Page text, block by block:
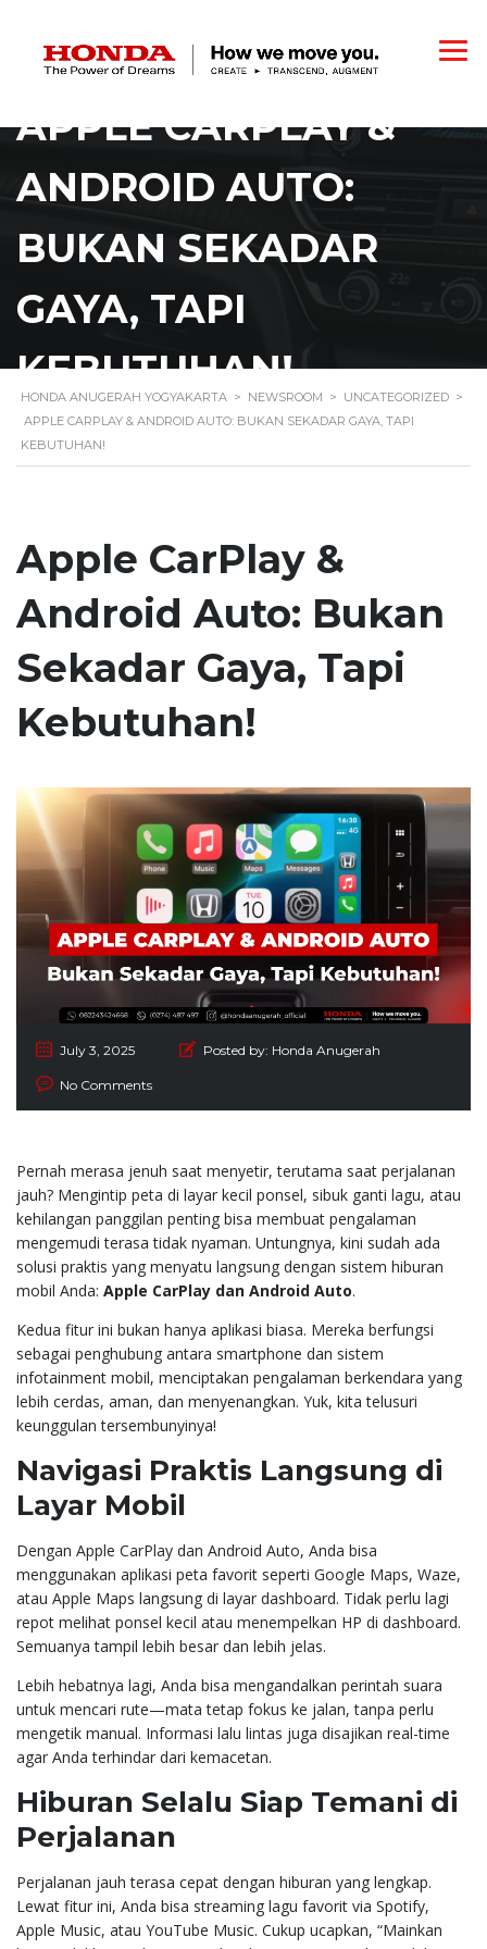
APPLE CARPLAY &
ANDROID AUTO:
BUKAN SEKADAR
GAYA, TAPI
KEBUTUHAN!
HONDA ANUGERAH YOGYAKARTA > NEWSROOM > UNCATEGORIZED >
APPLE CARPLAY & ANDROID AUTO: BUKAN SEKADAR GAYA, TAPI
KEBUTUHAN!
Apple CarPlay &
Android Auto: Bukan
Sekadar Gaya, Tapi
Kebutuhan!
July 3, 2025 Posted by: Honda Anugerah
No Comments
Pernah merasa jenuh saat menyetir, terutama saat perjalanan
jauh? Mengintip peta di layar kecil ponsel, sibuk ganti lagu, atau
kehilangan panggilan penting bisa membuat pengalaman
mengemudi terasa tidak nyaman. Untungnya, kini sudah ada
solusi praktis yang menyatu langsung dengan sistem hiburan
mobil Anda: Apple CarPlay dan Android Auto.
Kedua fitur ini bukan hanya aplikasi biasa. Mereka berfungsi
sebagai penghubung antara smartphone dan sistem
infotainment mobil, menciptakan pengalaman berkendara yang
lebih cerdas, aman, dan menyenangkan. Yuk, kita telusuri
keunggulan tersembunyinya!
Navigasi Praktis Langsung di
Layar Mobil
Dengan Apple CarPlay dan Android Auto, Anda bisa
menggunakan aplikasi peta favorit seperti Google Maps, Waze,
atau Apple Maps langsung di layar dashboard. Tidak perlu lagi
repot melihat ponsel kecil atau menempelkan HP di dashboard.
Semuanya tampil lebih besar dan lebih jelas.
Lebih hebatnya lagi, Anda bisa mengandalkan perintah suara
untuk mencari rute—mata tetap fokus ke jalan, tanpa perlu
mengetik manual. Informasi lalu lintas juga disajikan real-time
agar Anda terhindar dari kemacetan.
Hiburan Selalu Siap Temani di
Perjalanan
Perjalanan jauh terasa cepat dengan hiburan yang lengkap.
Lewat fitur ini, Anda bisa streaming lagu favorit via Spotify,
Apple Music, atau YouTube Music. Cukup ucapkan, “Mainkan